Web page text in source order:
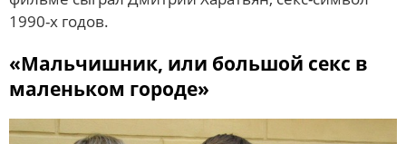
1990-х годов.
«Мальчишник, или большой секс в
маленьком городе»